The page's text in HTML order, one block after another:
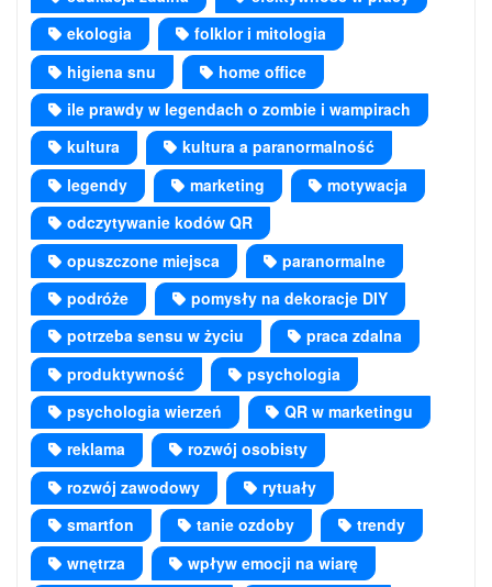
ekologia
folklor i mitologia
higiena snu
home office
ile prawdy w legendach o zombie i wampirach
kultura
kultura a paranormalność
legendy
marketing
motywacja
odczytywanie kodów QR
opuszczone miejsca
paranormalne
podróże
pomysły na dekoracje DIY
potrzeba sensu w życiu
praca zdalna
produktywność
psychologia
psychologia wierzeń
QR w marketingu
reklama
rozwój osobisty
rozwój zawodowy
rytuały
smartfon
tanie ozdoby
trendy
wnętrza
wpływ emocji na wiarę